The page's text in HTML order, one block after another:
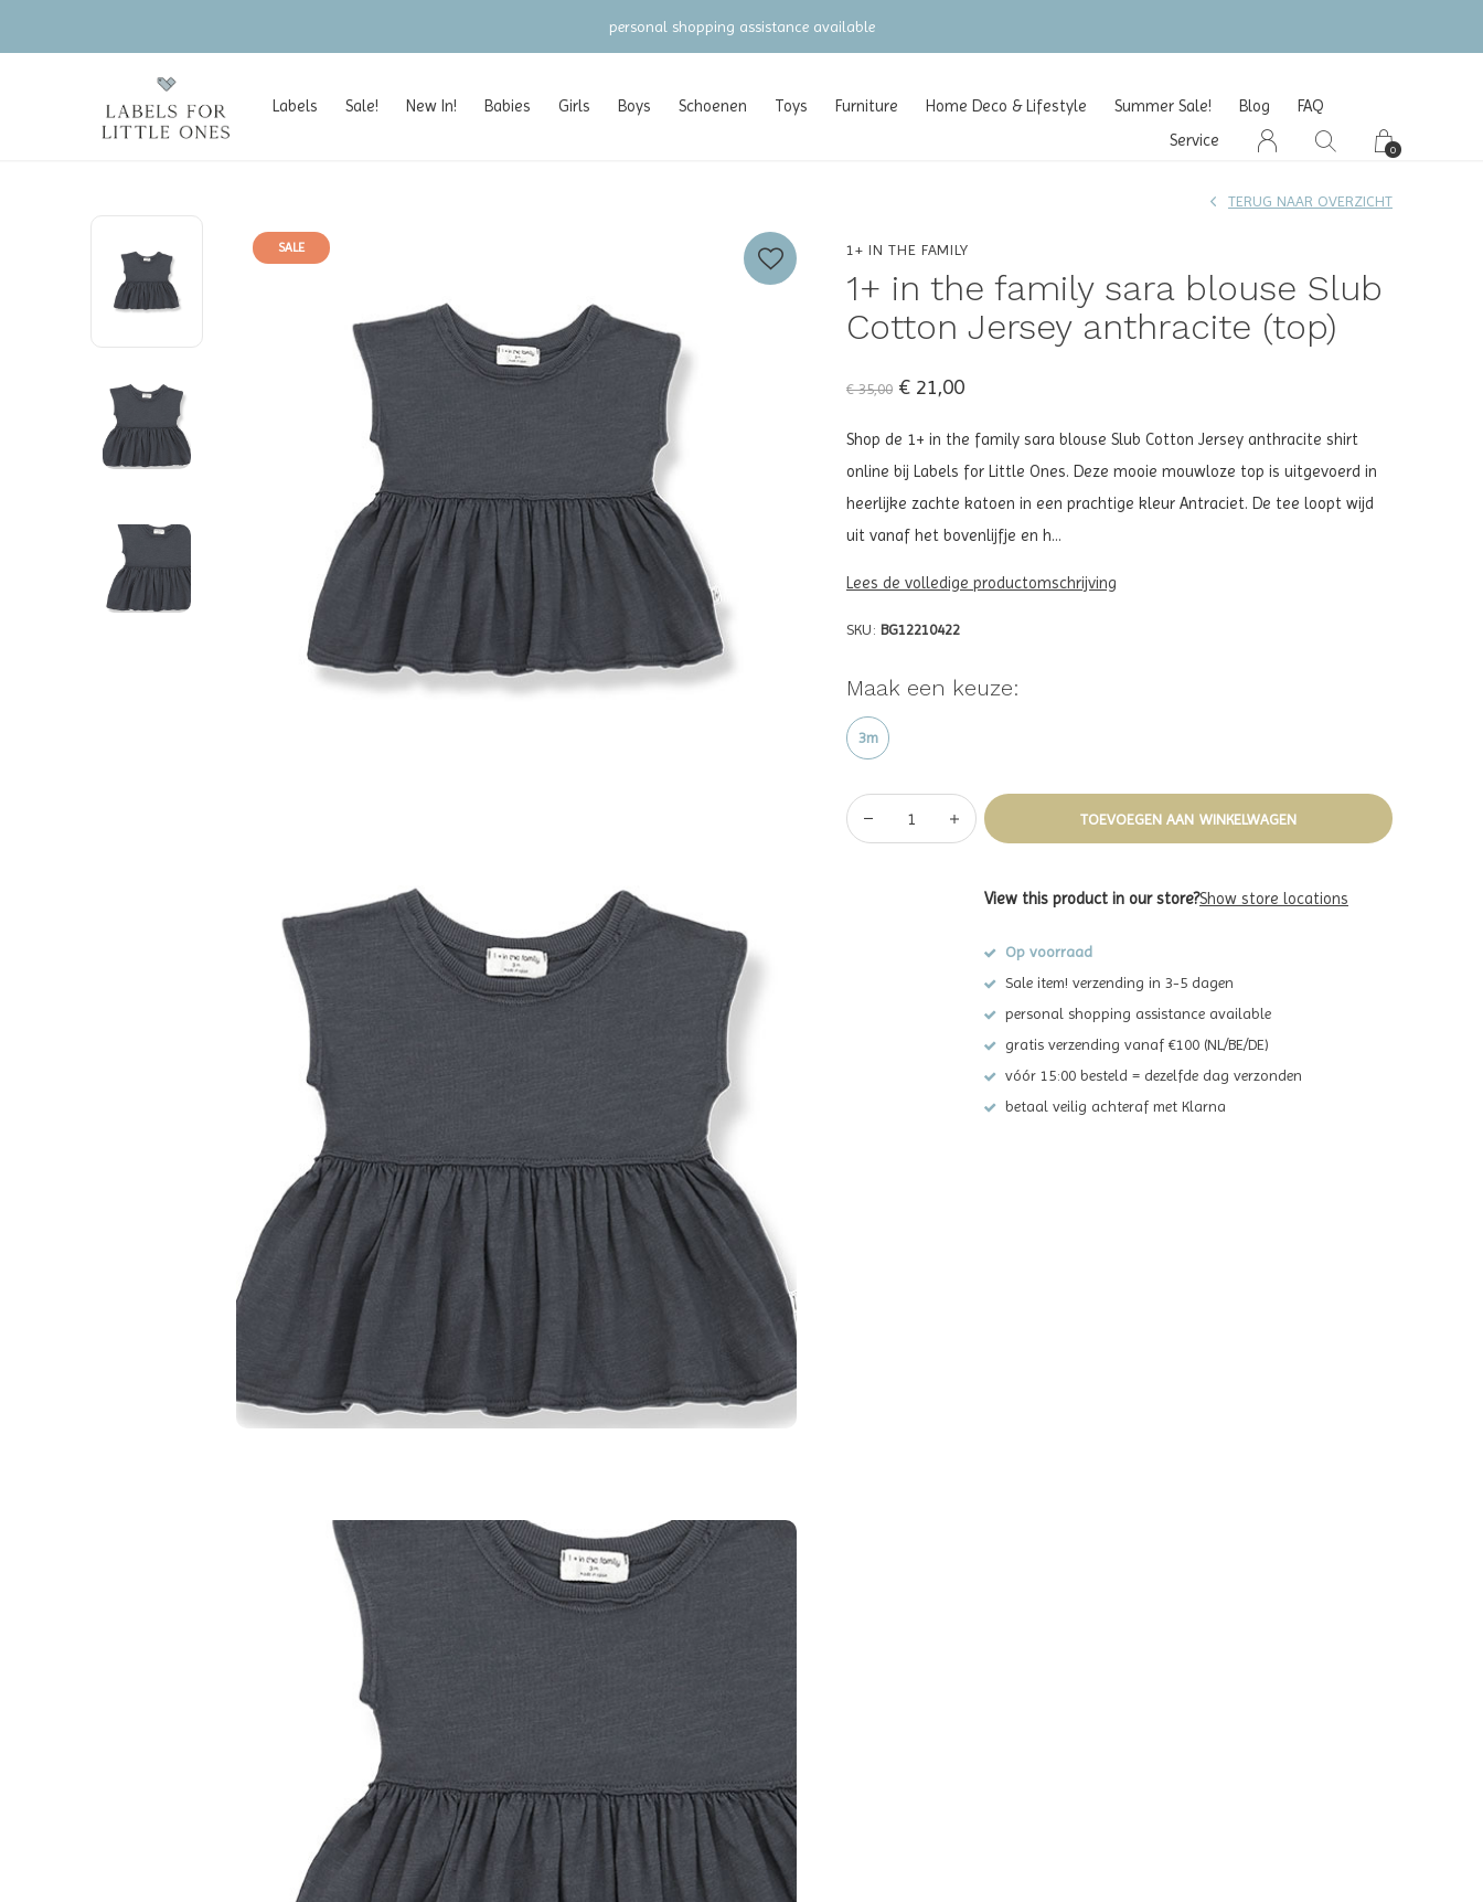
Labels Sale! New In! Babies Girls Boys Schoenen Toys Furniture Home Deco & Lifestyle Summer Sale! Blog
FAQ
Service
0
personal shopping assistance available
SALE 1+ IN THE FAMILY
1+ in the family sara blouse Slub
Cotton Jersey anthracite (top)
TERUG NAAR OVERZICHT
€ 35,00 € 21,00
Shop de 1+ in the family sara blouse Slub Cotton Jersey anthracite shirt
online bij Labels for Little Ones. Deze mooie mouwloze top is uitgevoerd in
heerlijke zachte katoen in een prachtige kleur Antraciet. De tee loopt wijd
uit vanaf het bovenlijfje en h...
Lees de volledige productomschrijving
SKU: BG12210422
Maak een keuze:
3m
TOEVOEGEN AAN WINKELWAGEN
View this product in our store?Show store locations
Op voorraad
Sale item! verzending in 3-5 dagen
personal shopping assistance available
gratis verzending vanaf €100 (NL/BE/DE)
vóór 15:00 besteld = dezelfde dag verzonden
betaal veilig achteraf met Klarna